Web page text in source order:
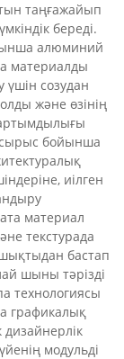
таңғажайып
береді.
алюминий
материалды
үшін созудан
және өзінің
бойынша
иілген
материал
текстурада
бастап
шыны тәрізді
технологиясы
графикалық
дизайнерлік
модульді